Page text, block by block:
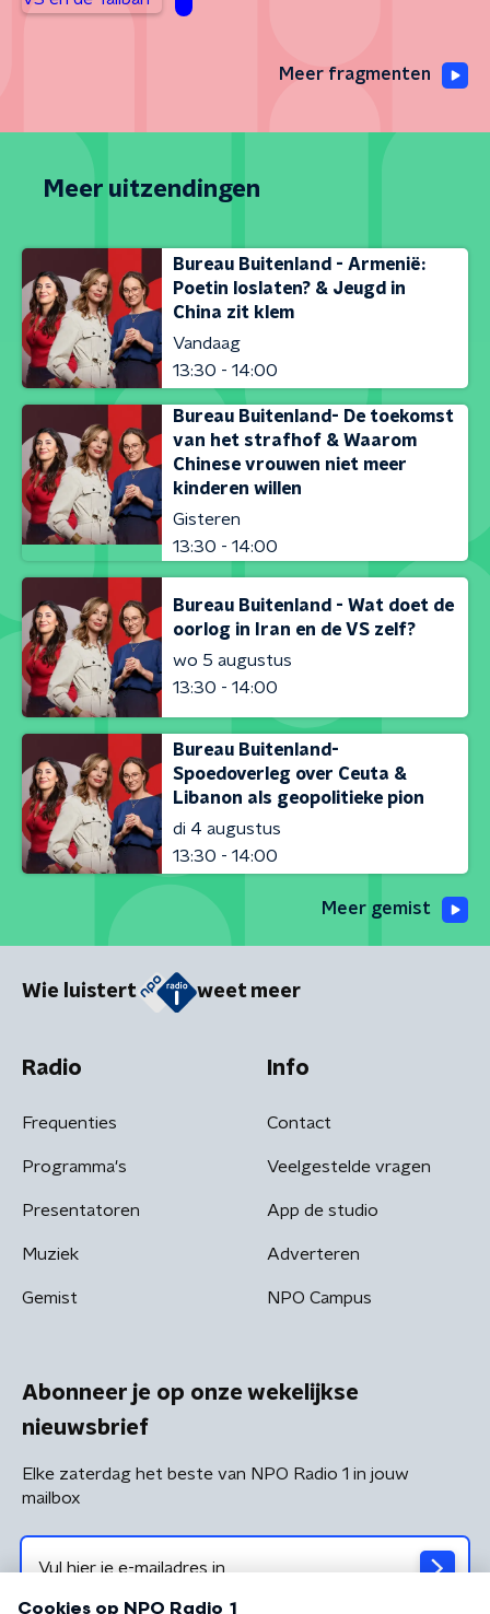
Meer fragmenten
Meer uitzendingen
Bureau Buitenland - Armenië:
Poetin loslaten? & Jeugd in
China zit klem
Vandaag
13:30 - 14:00
Bureau Buitenland- De toekomst
van het strafhof & Waarom
Chinese vrouwen niet meer
kinderen willen
Gisteren
13:30 - 14:00
Bureau Buitenland - Wat doet de
oorlog in Iran en de VS zelf?
wo 5 augustus
13:30 - 14:00
Bureau Buitenland-
Spoedoverleg over Ceuta &
Libanon als geopolitieke pion
di 4 augustus
13:30 - 14:00
Meer gemist
Wie luistert weet meer
Radio
Frequenties
Programma's
Presentatoren
Muziek
Gemist
Info
Contact
Veelgestelde vragen
App de studio
Adverteren
NPO Campus
Abonneer je op onze wekelijkse
nieuwsbrief
Elke zaterdag het beste van NPO Radio 1 in jouw
mailbox